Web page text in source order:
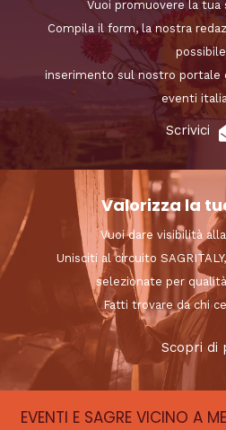
Vuoi promuovere la tua
Compila il form, la nostra
possibile
inserimento sul nostro portale
eventi
Scrivici
Valorizza la
Vuoi dare visibilità
Unisciti al circuito
selezionate per
Fatti trovare da chi
Scopri di
EVENTI E SAGRE VICINO A ME